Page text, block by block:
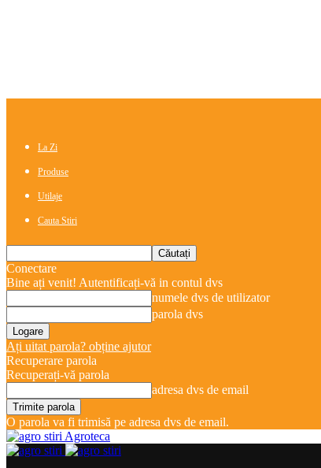
La Zi
Produse
Utilaje
Cauta Stiri
Conectare
Bine ați venit! Autentificați-vă in contul dvs
numele dvs de utilizator
parola dvs
Ați uitat parola? obține ajutor
Recuperare parola
Recuperați-vă parola
adresa dvs de email
O parola va fi trimisă pe adresa dvs de email.
Agroteca